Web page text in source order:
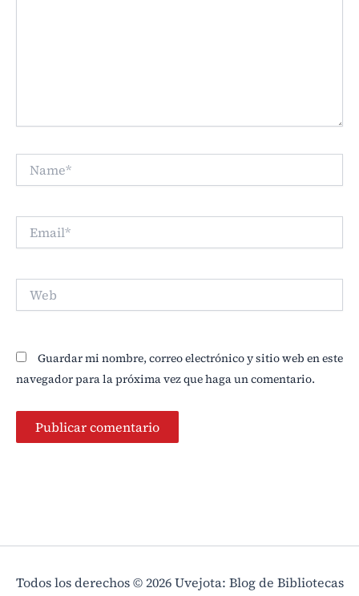
Guardar mi nombre, correo electrónico y sitio web en este
navegador para la próxima vez que haga un comentario.
Todos los derechos © 2026 Uvejota: Blog de Bibliotecas